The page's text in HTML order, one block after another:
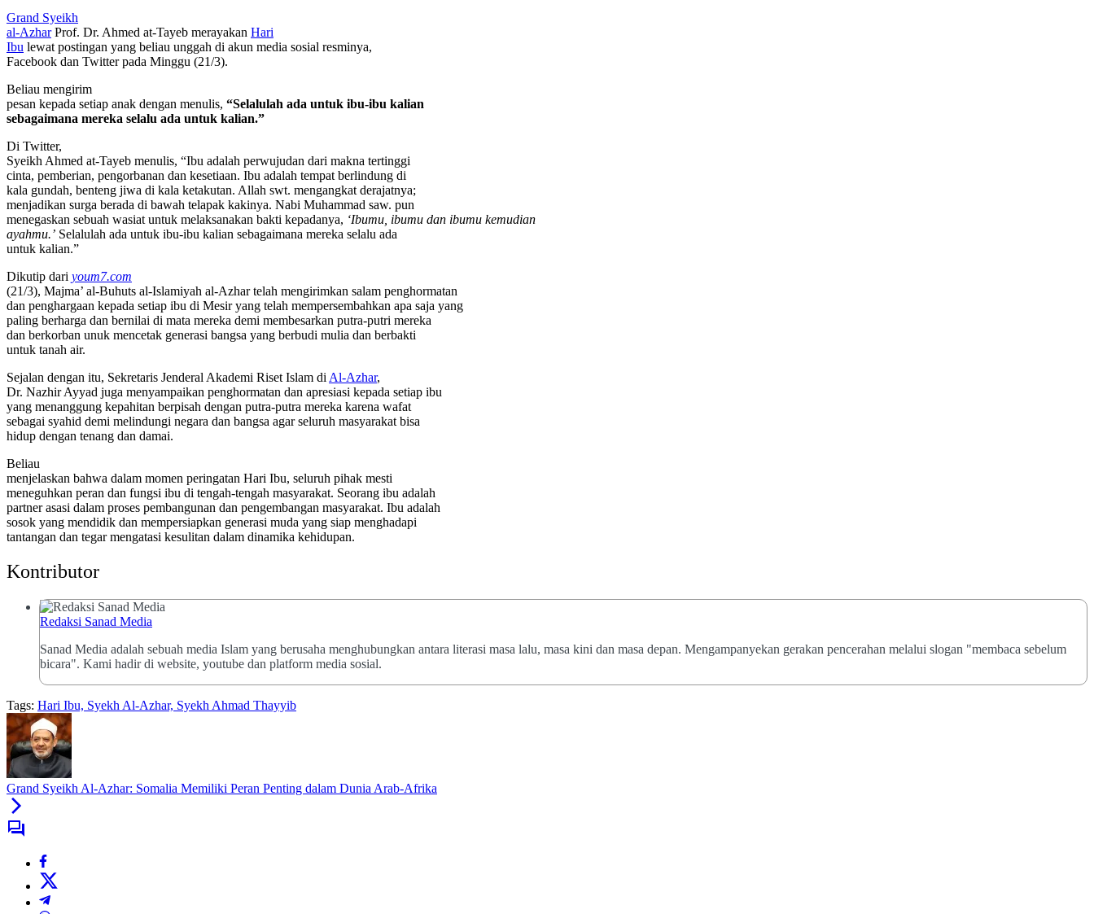
Grand Syeikh
al-AzharProf. Dr. Ahmed at-Tayeb merayakan Hari
Ibu lewat postingan yang beliau unggah di akun media sosial resminya,
Facebook dan Twitterpada Minggu (21/3).
Beliau mengirim
pesan kepada setiap anak dengan menulis, “Selalulah ada untuk ibu-ibu kalian
sebagaimana mereka selalu ada untuk kalian.”
Di Twitter,
Syeikh Ahmed at-Tayeb menulis, “Ibu adalah perwujudan dari makna tertinggi
cinta, pemberian, pengorbanan dan kesetiaan. Ibu adalah tempat berlindung di
kala gundah, benteng jiwa di kala ketakutan. Allah swt. mengangkat derajatnya;
menjadikan surga berada di bawah telapak kakinya. Nabi Muhammad saw. pun
menegaskan sebuah wasiat untuk melaksanakan bakti kepadanya, ‘Ibumu, ibumu dan ibumu kemudian
ayahmu.’ Selalulah ada untuk ibu-ibu kalian sebagaimana mereka selalu ada
untuk kalian.”
Dikutip dari youm7.com
(21/3), Majma’ al-Buhuts al-Islamiyah al-Azhar telah mengirimkan salam penghormatan
dan penghargaan kepada setiap ibu di Mesir yang telah mempersembahkan apa saja yang
paling berharga dan bernilai di mata mereka demi membesarkan putra-putri mereka
dan berkorban unuk mencetak generasi bangsa yang berbudi mulia dan berbakti
untuk tanah air.
Sejalan dengan itu, Sekretaris Jenderal Akademi Riset Islam di Al-Azhar,
Dr. Nazhir Ayyad juga menyampaikan penghormatan dan apresiasi kepada setiap ibu
yang menanggung kepahitan berpisah dengan putra-putra mereka karena wafat
sebagai syahid demi melindungi negara dan bangsa agar seluruh masyarakat bisa
hidup dengan tenang dan damai.
Beliau
menjelaskan bahwa dalam momen peringatan Hari Ibu, seluruh pihak mesti
meneguhkan peran dan fungsi ibu di tengah-tengah masyarakat. Seorang ibu adalah
partner asasi dalam proses pembangunan dan pengembangan masyarakat. Ibu adalah
sosok yang mendidik dan mempersiapkan generasi muda yang siap menghadapi
tantangan dan tegar mengatasi kesulitan dalam dinamika kehidupan.
Kontributor
Redaksi Sanad Media
Sanad Media adalah sebuah media Islam yang berusaha menghubungkan antara literasi masa lalu, masa kini dan masa depan. Mengampanyekan gerakan pencerahan melalui slogan "membaca sebelum
bicara". Kami hadir di website, youtube dan platform media sosial.
Tags: Hari Ibu, Syekh Al-Azhar, Syekh Ahmad Thayyib
Grand Syeikh Al-Azhar: Somalia Memiliki Peran Penting dalam Dunia Arab-Afrika